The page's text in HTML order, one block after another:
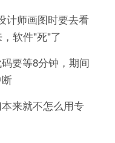
师画图时要去看
软件"死"了
要等8分钟，期间
来就不怎么用专